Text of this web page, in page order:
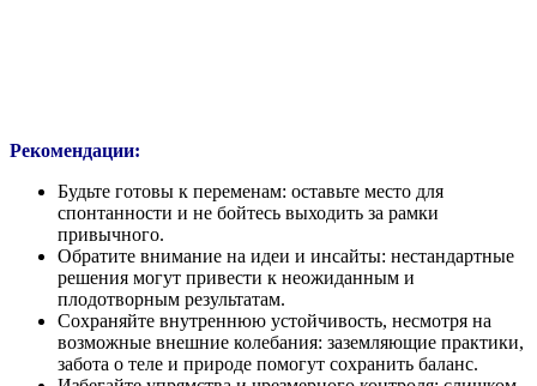
Рекомендации:
Будьте готовы к переменам: оставьте место для
спонтанности и не бойтесь выходить за рамки
привычного.
Обратите внимание на идеи и инсайты: нестандартные
решения могут привести к неожиданным и
плодотворным результатам.
Сохраняйте внутреннюю устойчивость, несмотря на
возможные внешние колебания: заземляющие практики,
забота о теле и природе помогут сохранить баланс.